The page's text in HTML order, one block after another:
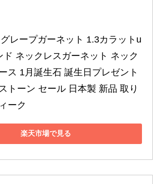
レープガーネット 1.3カラットu
ド ネックレスガーネット ネック
ス 1月誕生石 誕生日プレゼント
トーン セール 日本製 新品 取り
ーク
楽天市場で見る